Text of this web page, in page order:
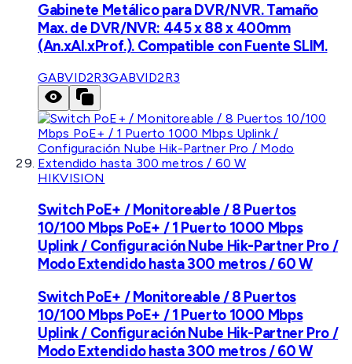
Gabinete Metálico para DVR/NVR. Tamaño
Max. de DVR/NVR: 445 x 88 x 400mm
(An.xAl.xProf.). Compatible con Fuente SLIM.
GABVID2R3GABVID2R3
HIKVISION
Switch PoE+ / Monitoreable / 8 Puertos
10/100 Mbps PoE+ / 1 Puerto 1000 Mbps
Uplink / Configuración Nube Hik-Partner Pro /
Modo Extendido hasta 300 metros / 60 W
Switch PoE+ / Monitoreable / 8 Puertos
10/100 Mbps PoE+ / 1 Puerto 1000 Mbps
Uplink / Configuración Nube Hik-Partner Pro /
Modo Extendido hasta 300 metros / 60 W